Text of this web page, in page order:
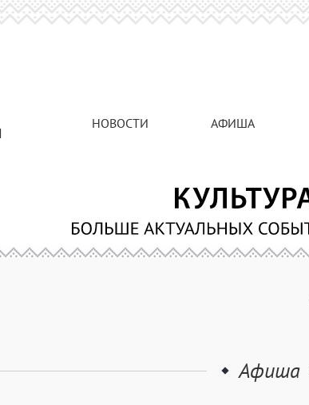
НОВОСТИ АФИША
Афиша